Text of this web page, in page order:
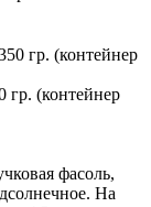
гр. (контейнер
фасоль,
На